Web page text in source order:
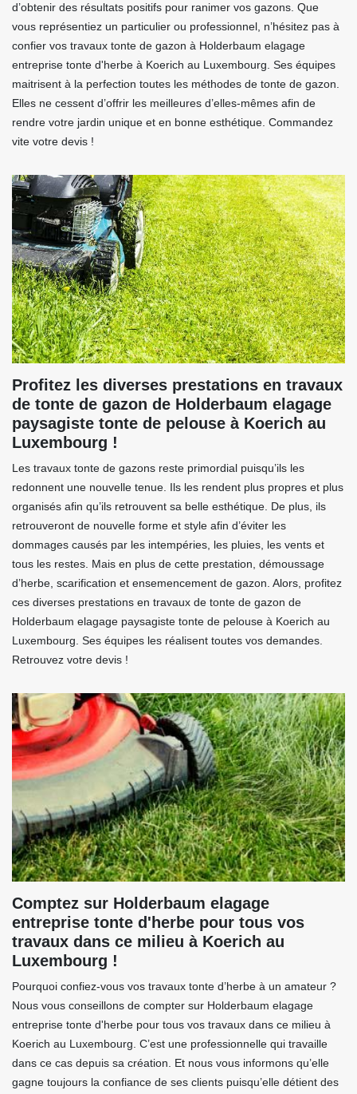
d’obtenir des résultats positifs pour ranimer vos gazons. Que
vous représentiez un particulier ou professionnel, n’hésitez pas à
confier vos travaux tonte de gazon à Holderbaum elagage
entreprise tonte d'herbe à Koerich au Luxembourg. Ses équipes
maitrisent à la perfection toutes les méthodes de tonte de gazon.
Elles ne cessent d’offrir les meilleures d’elles-mêmes afin de
rendre votre jardin unique et en bonne esthétique. Commandez
vite votre devis !
Profitez les diverses prestations en travaux
de tonte de gazon de Holderbaum elagage
paysagiste tonte de pelouse à Koerich au
Luxembourg !
Les travaux tonte de gazons reste primordial puisqu’ils les
redonnent une nouvelle tenue. Ils les rendent plus propres et plus
organisés afin qu’ils retrouvent sa belle esthétique. De plus, ils
retrouveront de nouvelle forme et style afin d’éviter les
dommages causés par les intempéries, les pluies, les vents et
tous les restes. Mais en plus de cette prestation, démoussage
d’herbe, scarification et ensemencement de gazon. Alors, profitez
ces diverses prestations en travaux de tonte de gazon de
Holderbaum elagage paysagiste tonte de pelouse à Koerich au
Luxembourg. Ses équipes les réalisent toutes vos demandes.
Retrouvez votre devis !
Comptez sur Holderbaum elagage
entreprise tonte d'herbe pour tous vos
travaux dans ce milieu à Koerich au
Luxembourg !
Pourquoi confiez-vous vos travaux tonte d’herbe à un amateur ?
Nous vous conseillons de compter sur Holderbaum elagage
entreprise tonte d'herbe pour tous vos travaux dans ce milieu à
Koerich au Luxembourg. C’est une professionnelle qui travaille
dans ce cas depuis sa création. Et nous vous informons qu’elle
gagne toujours la confiance de ses clients puisqu’elle détient des